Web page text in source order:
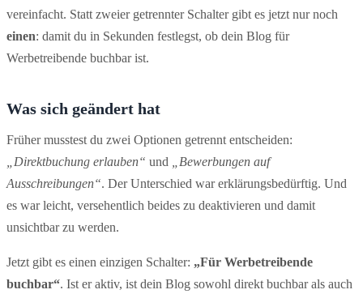
vereinfacht. Statt zweier getrennter Schalter gibt es jetzt nur noch
einen: damit du in Sekunden festlegst, ob dein Blog für
Werbetreibende buchbar ist.
Was sich geändert hat
Früher musstest du zwei Optionen getrennt entscheiden:
„Direktbuchung erlauben“ und
„Bewerbungen auf
Ausschreibungen“. Der Unterschied war erklärungsbedürftig. Und
es war leicht, versehentlich beides zu deaktivieren und damit
unsichtbar zu werden.
Jetzt gibt es einen einzigen Schalter: „Für Werbetreibende
buchbar“. Ist er aktiv, ist dein Blog sowohl direkt buchbar als auch